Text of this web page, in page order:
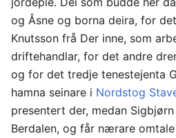
og Åsne og borna deira, for
Knutsson frå Der inne, som
driftehandlar, for det andre
og for det tredje tenestejenta
hamna seinare i Nordstog
presentert der, medan
Berdalen, og får nærare